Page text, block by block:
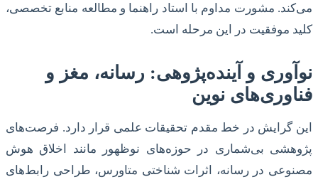
می‌کند. مشورت مداوم با استاد راهنما و مطالعه منابع تخصصی،
کلید موفقیت در این مرحله است.
نوآوری و آینده‌پژوهی: رسانه، مغز و
فناوری‌های نوین
این گرایش در خط مقدم تحقیقات علمی قرار دارد. فرصت‌های
پژوهشی بی‌شماری در حوزه‌های نوظهور مانند اخلاق هوش
مصنوعی در رسانه، اثرات شناختی متاورس، طراحی رابط‌های